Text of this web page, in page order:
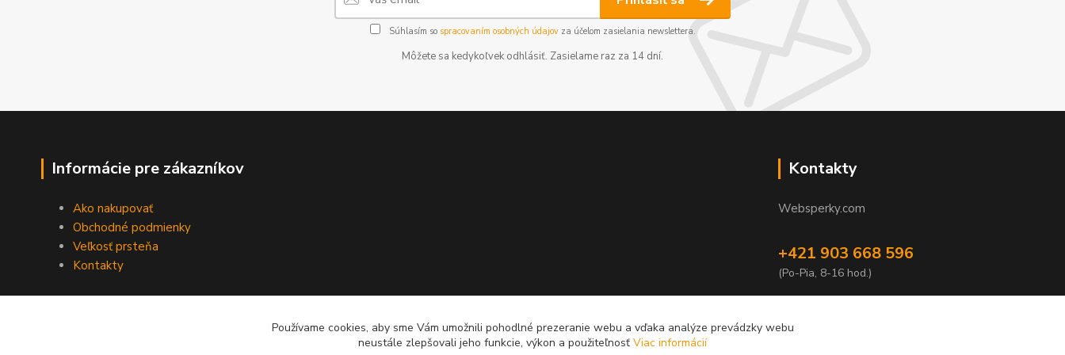
Súhlasím so spracovaním osobných údajovza účelom zasielania newslettera.
Môžete sa kedykoľvek odhlásiť. Zasielame raz za 14 dní.
Informácie pre zákazníkov
Ako nakupovať
Obchodné podmienky
Veľkosť prsteňa
Kontakty
Kontakty
Websperky.com
+421 903 668 596
(Po-Pia, 8-16 hod.)
Používame cookies, aby sme Vám umožnili pohodlné prezeranie webu a vďaka analýze prevádzky webu
neustále zlepšovali jeho funkcie, výkon a použiteľnosť Viac informácií